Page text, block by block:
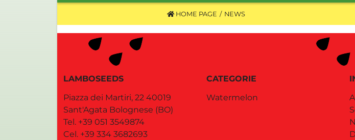
HOME PAGE NEWS
LAMBOSEEDS
Piazza dei Martiri, 22 40019
Sant'Agata Bolognese (BO)
Tel. +39 051 3549874
Cel. +39 334 3682693
CATEGORIE
Watermelon